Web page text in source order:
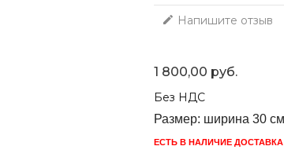
 Напишите отзыв
1 800,00 руб.
Без НДС
Размер: ширина 30
ЕСТЬ В НАЛИЧИЕ ДОСТАВКА